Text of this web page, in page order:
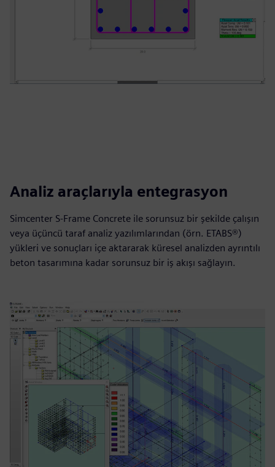
Analiz araçlarıyla entegrasyon
Simcenter S-Frame Concrete ile sorunsuz bir şekilde çalışın
veya üçüncü taraf analiz yazılımlarından (örn. ETABS®)
yükleri ve sonuçları içe aktararak küresel analizden ayrıntılı
beton tasarımına kadar sorunsuz bir iş akışı sağlayın.